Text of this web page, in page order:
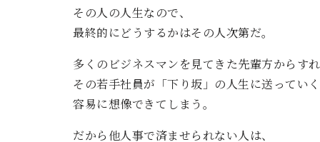
その人の人生なので、
最終的にどうするかはその人次第だ。
多くのビジネスマンを見てきた先輩方からすれ
その若手社員が「下り坂」の人生に送ってい
容易に想像できてしまう。
だから他人事で済ませられない人は、